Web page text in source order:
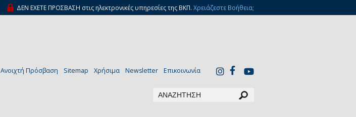
ΔΕΝ ΕΧΕΤΕ ΠΡΟΣΒΑΣΗ στις ηλεκτρονικές υπηρεσίες της ΒΚΠ. Χρειάζεστε Βοήθεια;
Ανοιχτή Πρόσβαση Sitemap Χρήσιμα Newsletter Επικοινωνία